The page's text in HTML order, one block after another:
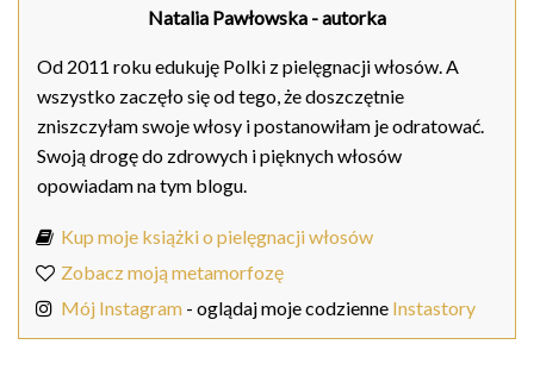
Natalia Pawłowska - autorka
Od 2011 roku edukuję Polki z pielęgnacji włosów. A
wszystko zaczęło się od tego, że doszczętnie
zniszczyłam swoje włosy i postanowiłam je odratować.
Swoją drogę do zdrowych i pięknych włosów
opowiadam na tym blogu.
Kup moje książki o pielęgnacji włosów
Zobacz moją metamorfozę
Mój Instagram - oglądaj moje codzienne Instastory